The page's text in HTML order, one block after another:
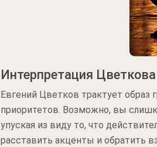
Интерпретация Цветкова
Евгений Цветков трактует
приоритетов. Возможно, вы
упуская из виду то, что
расставить акценты и обратить